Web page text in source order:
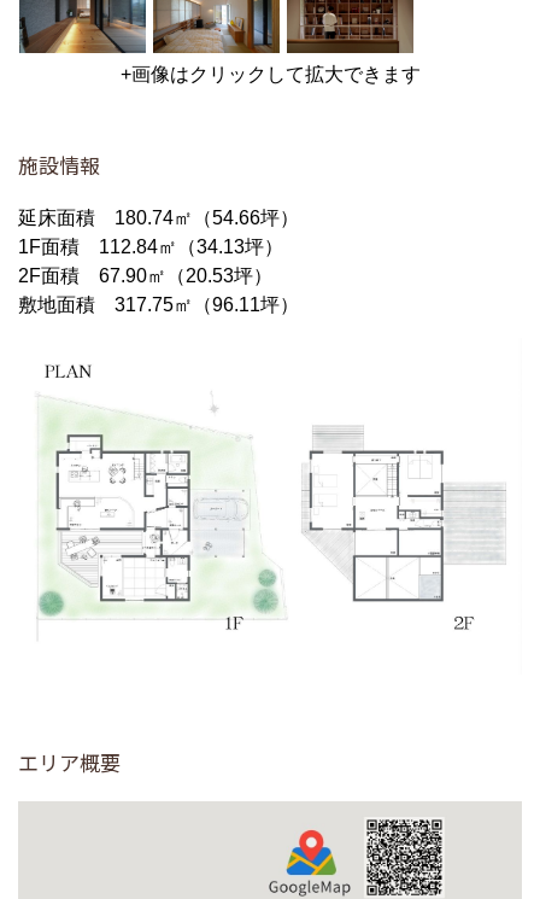
+画像はクリックして拡大できます
施設情報
延床面積 180.74㎡（54.66坪）
1F面積 112.84㎡（34.13坪）
2F面積 67.90㎡（20.53坪）
敷地面積 317.75㎡（96.11坪）
エリア概要